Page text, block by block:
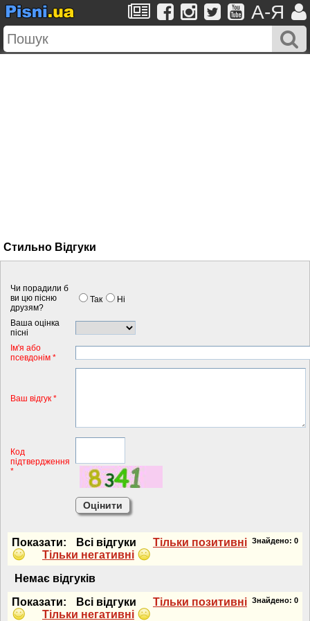
A-Я
Стильно Вiдгуки
Чи порадили б
ви цю пісню
друзям?
Так Нi
Ваша оцінка
пісні
Iм'я або
псевдонiм *
Ваш відгук *
Код
підтвердження
*
Знайдено: 0
Показати: Всi вiдгуки
Тiльки позитивнi
Тiльки негативнi
Немає вiдгукiв
Знайдено: 0
Показати: Всi вiдгуки
Тiльки позитивнi
Тiльки негативнi